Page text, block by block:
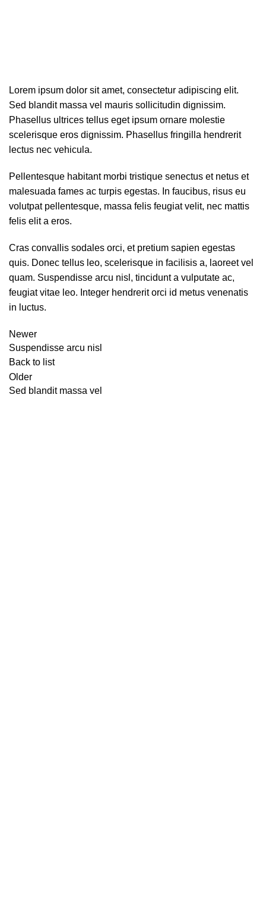
Lorem ipsum dolor sit amet, consectetur adipiscing elit.
Sed blandit massa vel mauris sollicitudin dignissim.
Phasellus ultrices tellus eget ipsum ornare molestie
scelerisque eros dignissim. Phasellus fringilla hendrerit
lectus nec vehicula.
Pellentesque habitant morbi tristique senectus et netus et
malesuada fames ac turpis egestas. In faucibus, risus eu
volutpat pellentesque, massa felis feugiat velit, nec mattis
felis elit a eros.
Cras convallis sodales orci, et pretium sapien egestas
quis. Donec tellus leo, scelerisque in facilisis a, laoreet vel
quam. Suspendisse arcu nisl, tincidunt a vulputate ac,
feugiat vitae leo. Integer hendrerit orci id metus venenatis
in luctus.
Newer
Suspendisse arcu nisl
Back to list
Older
Sed blandit massa vel